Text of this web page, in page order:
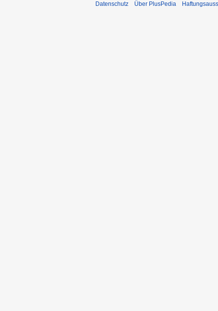
Datenschutz Über PlusPedia